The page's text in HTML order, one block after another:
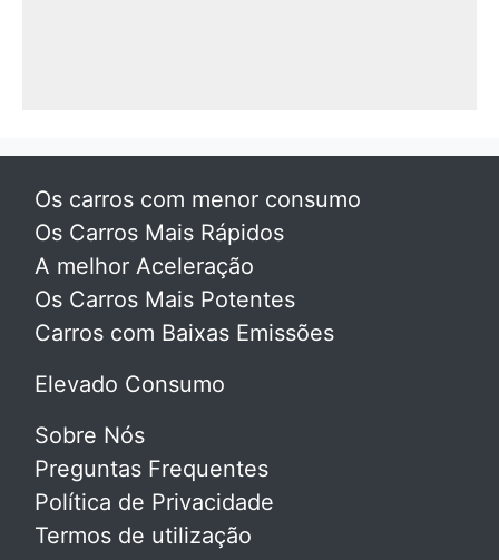
Os carros com menor consumo
Os Carros Mais Rápidos
A melhor Aceleração
Os Carros Mais Potentes
Carros com Baixas Emissões
Elevado Consumo
Sobre Nós
Preguntas Frequentes
Política de Privacidade
Termos de utilização